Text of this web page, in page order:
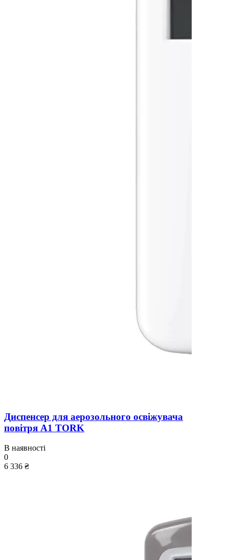
Диспенсер для аерозольного освіжувача
повітря A1 TORK
В наявності
0
6 336 ₴